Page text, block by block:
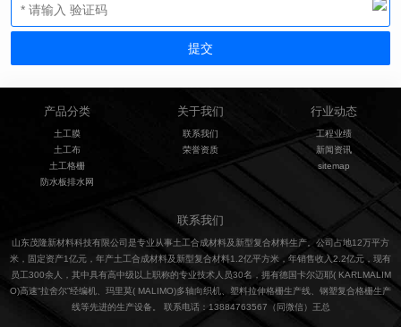
产品分类
土工膜
土工布
土工格栅
防水板排水网
关于我们
联系我们
荣誉资质
行业动态
工程业绩
新闻资讯
sitemap
联系我们
山东茂隆新材料科技有限公司是专业从事土工合成材料及新型复合材料生产。公司占地12万平方
米，固定资产1亿元，年产土工合成材料及新型复合材料1.2亿平方米，年销售收入2.2亿元，现有
员工300余人，其中具有高中级以上职称的专业技术人员30名，拥有德国卡尔迈耶( KARLMALIM
O)高速“拉舍尔”经编机、玛里莫( MALIMO)多轴向织机、塑料拉伸格栅生产线、钢塑复合格栅生产
线等先进的生产设备。 联系电话：13884763567（同微信）王总